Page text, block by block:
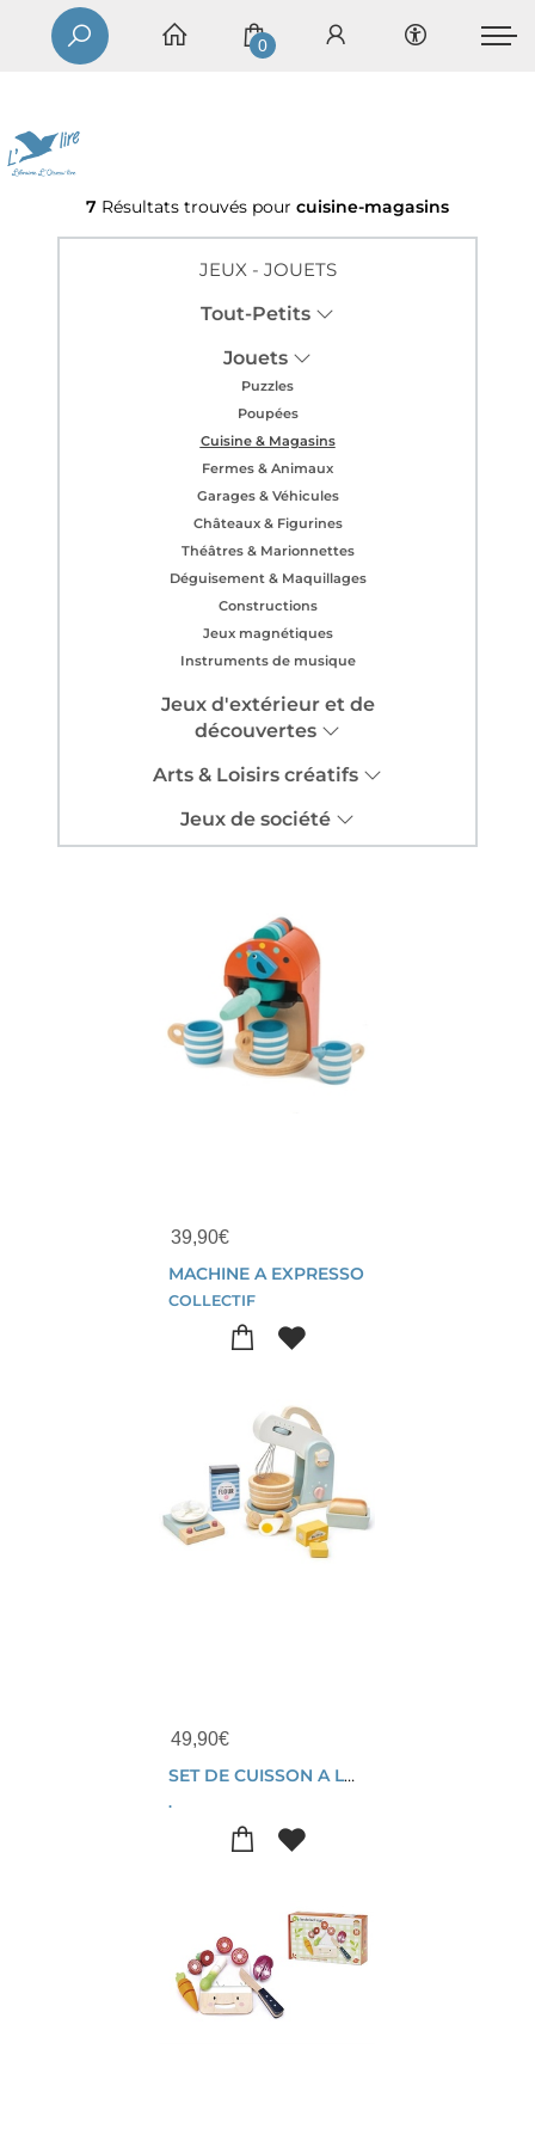
0
7 Résultats trouvés pour cuisine-magasins
JEUX - JOUETS
Tout-Petits
Jouets
Puzzles
Poupées
Cuisine & Magasins
Fermes & Animaux
Garages & Véhicules
Châteaux & Figurines
Théâtres & Marionnettes
Déguisement & Maquillages
Constructions
Jeux magnétiques
Instruments de musique
Jeux d'extérieur et de
découvertes
Arts & Loisirs créatifs
Jeux de société
39,90€
MACHINE A EXPRESSO
COLLECTIF
49,90€
SET DE CUISSON A LA MAISON
.